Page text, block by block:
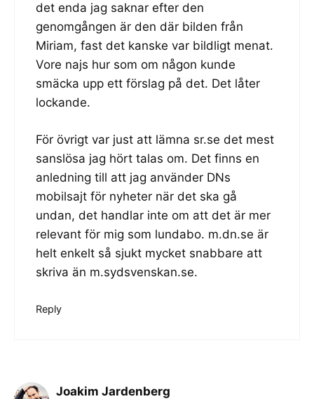
det enda jag saknar efter den
genomgången är den där bilden från
Miriam, fast det kanske var bildligt menat.
Vore najs hur som om någon kunde
smäcka upp ett förslag på det. Det låter
lockande.
För övrigt var just att lämna sr.se det mest
sanslösa jag hört talas om. Det finns en
anledning till att jag använder DNs
mobilsajt för nyheter när det ska gå
undan, det handlar inte om att det är mer
relevant för mig som lundabo. m.dn.se är
helt enkelt så sjukt mycket snabbare att
skriva än m.sydsvenskan.se.
Reply
Joakim Jardenberg